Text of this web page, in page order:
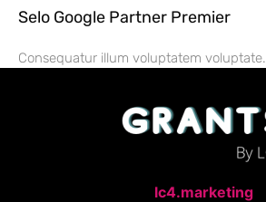
Selo Google Partner Premier
Consequatur illum voluptatem voluptate.
lc4.marketing